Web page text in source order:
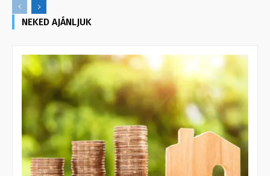
NEKED AJÁNLJUK